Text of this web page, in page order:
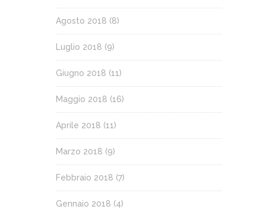
Agosto 2018 (8)
Luglio 2018 (9)
Giugno 2018 (11)
Maggio 2018 (16)
Aprile 2018 (11)
Marzo 2018 (9)
Febbraio 2018 (7)
Gennaio 2018 (4)